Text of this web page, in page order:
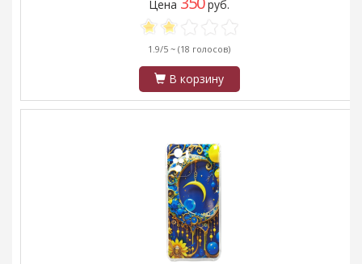
Цена руб.
1.9/5 ~ (18 голосов)
В корзину